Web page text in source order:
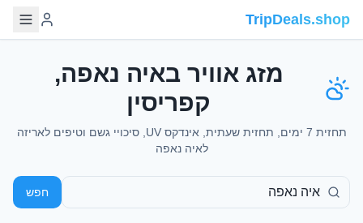
TripDeals.shop
מזג אוויר באיה נאפה,
קפריסין
תחזית 7 ימים, תחזית שעתית, אינדקס UV, סיכויי גשם וטיפים לאריזה
לאיה נאפה
חפש